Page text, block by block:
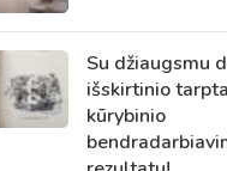
Su džiaugsmu
išskirtinio
kūrybinio